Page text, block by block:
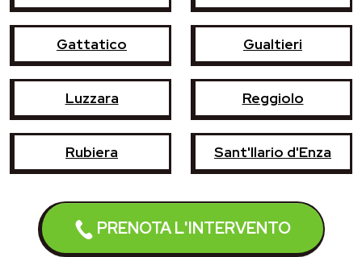
PRENOTA L'INTERVENTO
Gattatico Gualtieri
Luzzara Reggiolo
Rubiera Sant'Ilario d'Enza